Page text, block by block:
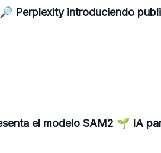
Perplexity introduciendo
el modelo SAM2 🌱 IA